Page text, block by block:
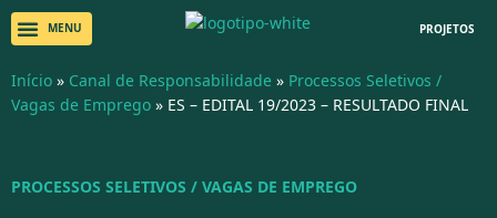
PROJETOS
Início » Canal de Responsabilidade » Processos Seletivos /
Vagas de Emprego » ES – EDITAL 19/2023 – RESULTADO FINAL
PROCESSOS SELETIVOS / VAGAS DE EMPREGO